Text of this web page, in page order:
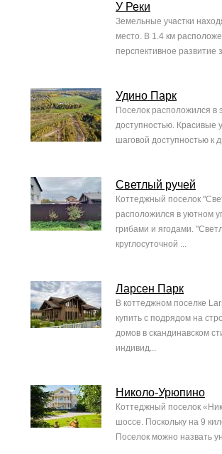
У Реки
Земельные участки
место. В 1.4 км
перспективное развитие
Удино Парк
Поселок расположился в
доступностью. Красивые
шаговой доступностью к
Светлый ручей
Коттеджный поселок
расположился в уютном
грибами и ягодами.
круглосуточной ...
Ларсен Парк
В коттеджном поселке
купить с подрядом на
домов в скандинавском
индивид...
Николо-Урюпино
Коттеджный поселок
шоссе. Поскольку на 9
Поселок можно назвать